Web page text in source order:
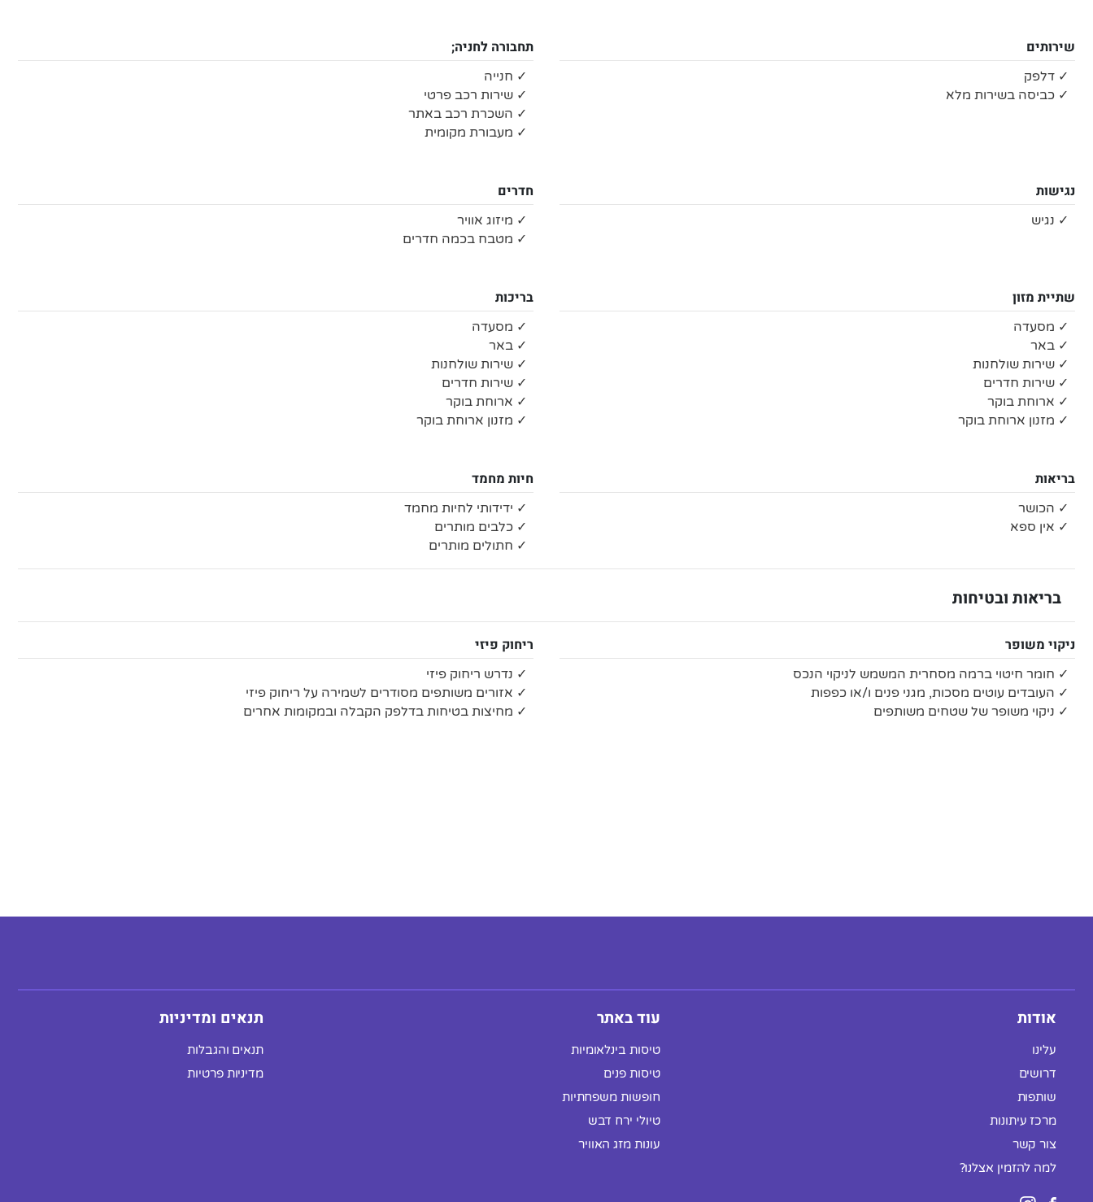
שירותים
✓ דלפק
✓ כביסה בשירות מלא
תחבורה לחניה;
✓ חנייה
✓ שירות רכב פרטי
✓ השכרת רכב באתר
✓ מעבורת מקומית
נגישות
✓ נגיש
חדרים
✓ מיזוג אוויר
✓ מטבח בכמה חדרים
שתיית מזון
✓ מסעדה
✓ באר
✓ שירות שולחנות
✓ שירות חדרים
✓ ארוחת בוקר
✓ מזנון ארוחת בוקר
בריכות
✓ מסעדה
✓ באר
✓ שירות שולחנות
✓ שירות חדרים
✓ ארוחת בוקר
✓ מזנון ארוחת בוקר
בריאות
✓ הכושר
✓ אין ספא
חיות מחמד
✓ ידידותי לחיות מחמד
✓ כלבים מותרים
✓ חתולים מותרים
בריאות ובטיחות
ניקוי משופר
✓ חומר חיטוי ברמה מסחרית המשמש לניקוי הנכס
✓ העובדים עוטים מסכות, מגני פנים ו/או כפפות
✓ ניקוי משופר של שטחים משותפים
ריחוק פיזי
✓ נדרש ריחוק פיזי
✓ אזורים משותפים מסודרים לשמירה על ריחוק פיזי
✓ מחיצות בטיחות בדלפק הקבלה ובמקומות אחרים
אודות
עלינו
דרושים
שותפות
מרכז עיתונות
צור קשר
למה להזמין אצלנו?
עוד באתר
טיסות בינלאומיות
טיסות פנים
חופשות משפחתיות
טיולי ירח דבש
עונות מזג האוויר
תנאים ומדיניות
תנאים והגבלות
מדיניות פרטיות